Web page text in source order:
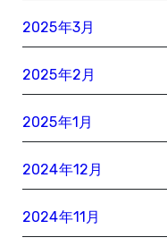
2025年3月
2025年2月
2025年1月
2024年12月
2024年11月